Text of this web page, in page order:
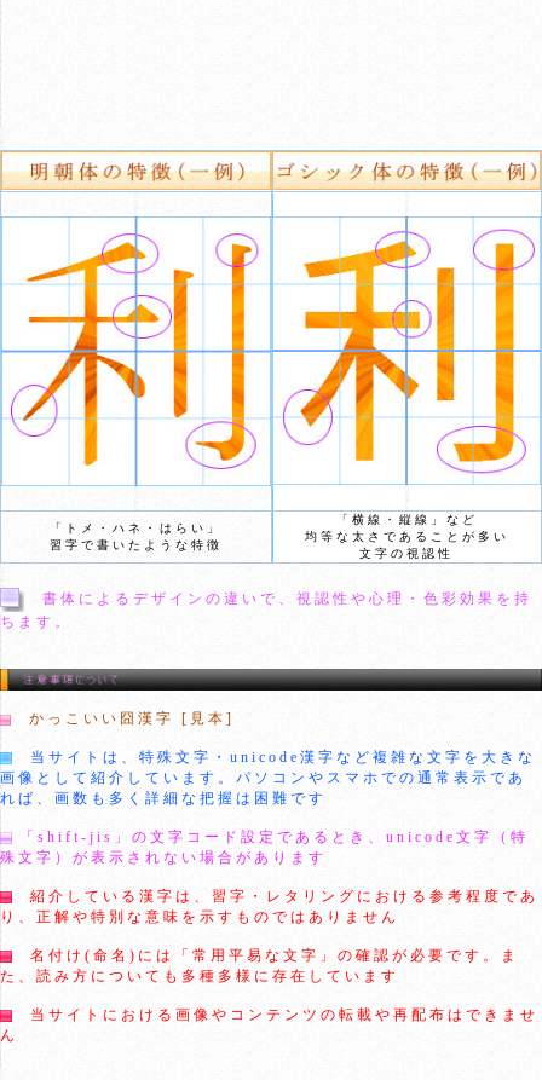
「トメ・ハネ・はらい」
習字で書いたような特徴
「横線・縦線」など
均等な太さであることが多い
文字の視認性
書体によるデザインの違いで、視認性や心理・色彩効果を持
ちます。
かっこいい囧漢字 [見本]
当サイトは、特殊文字・unicode漢字など複雑な文字を大きな
画像として紹介しています。パソコンやスマホでの通常表示であ
れば、画数も多く詳細な把握は困難です
「shift-jis」の文字コード設定であるとき、unicode文字（特
殊文字）が表示されない場合があります
紹介している漢字は、習字・レタリングにおける参考程度であ
り、正解や特別な意味を示すものではありません
名付け(命名)には「常用平易な文字」の確認が必要です。ま
た、読み方についても多種多様に存在しています
当サイトにおける画像やコンテンツの転載や再配布はできませ
ん